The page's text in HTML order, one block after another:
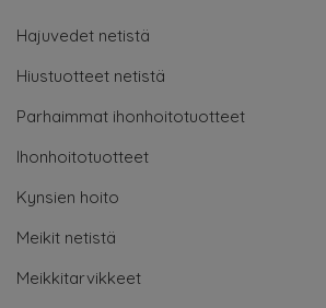
Hajuvedet netistä
Hiustuotteet netistä
Parhaimmat ihonhoitotuotteet
Ihonhoitotuotteet
Kynsien hoito
Meikit netistä
Meikkitarvikkeet